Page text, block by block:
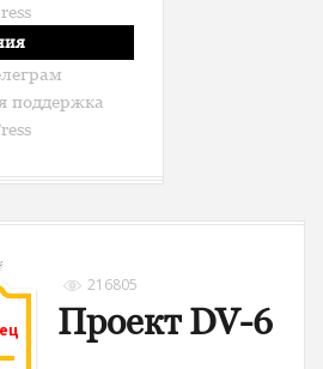
поддержка
216805
Проект DV-6